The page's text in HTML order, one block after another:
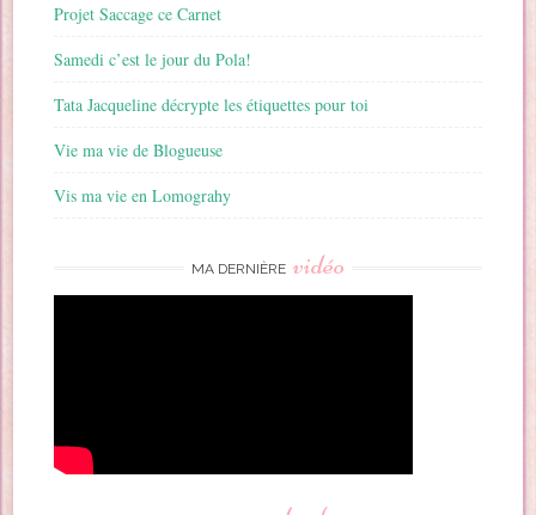
Projet Saccage ce Carnet
Samedi c’est le jour du Pola!
Tata Jacqueline décrypte les étiquettes pour toi
Vie ma vie de Blogueuse
Vis ma vie en Lomograhy
MA DERNIÈRE vidéo